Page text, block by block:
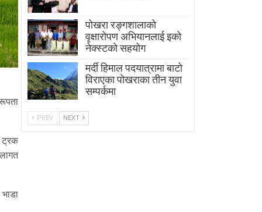
ट्रक
पोखरा रङ्गशालाको
वृक्षारोपण अभियानलाई इको
नेक्स्टको सहयोग
मर्दी हिमाल पदयात्रामा बाटाे
विराएका पाेखराका तीन युवा
सम्पर्कमा
PREV NEXT